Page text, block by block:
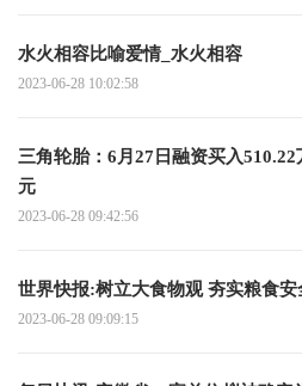
水火相容比喻爱情_水火相容
2023-06-28 10:02:58
三角轮胎：6月27日融资买入
元
2023-06-28 09:42:56
世界快报:树立大食物观 夯
2023-06-28 09:09:15